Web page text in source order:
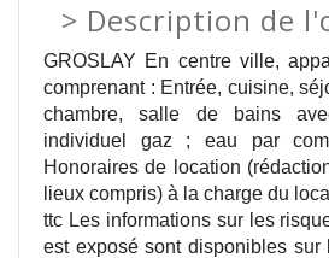
> Description de
GROSLAY En centre ville,
comprenant : Entrée, cuisine,
chambre, salle de bains
individuel gaz ; eau par
Honoraires de location
lieux compris) à la charge du
ttc Les informations sur les
est exposé sont disponibles sur